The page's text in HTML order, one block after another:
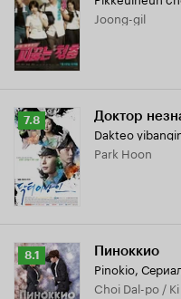
7.1
Joong-gil
Рейтинг
Кинопоиска
7.8
7.8 Доктор
Dakteo
Park Hoon
Рейтинг
Кинопоиска
8.1
8.1 Пиноккио
Pinokio,
Choi Dal-po /